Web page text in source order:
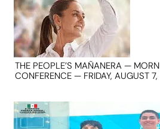
THE PEOPLE’S MAÑANERA —
CONFERENCE — FRIDAY, AUGUST